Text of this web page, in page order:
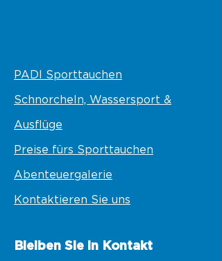
PADI Sporttauchen
Schnorcheln, Wassersport &
Ausflüge
Preise fürs Sporttauchen
Abenteuergalerie
Kontaktieren Sie uns
Bleiben Sie in Kontakt